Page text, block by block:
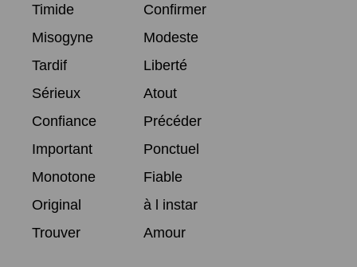
Timide
Confirmer
Misogyne
Modeste
Tardif
Liberté
Sérieux
Atout
Confiance
Précéder
Important
Ponctuel
Monotone
Fiable
Original
à l instar
Trouver
Amour